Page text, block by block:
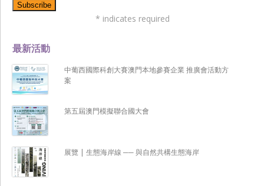
最新活動
中葡西國際科創大賽澳門本地參賽企業 推廣會活動方
案
第五屆澳門模擬聯合國大會
展覽 | 生態海岸線 ── 與自然共構生態海岸
* indicates required